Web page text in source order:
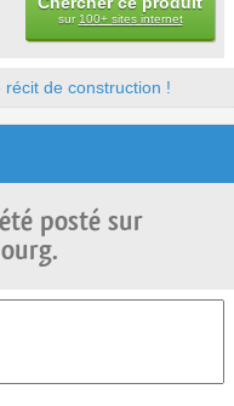
sur 100+ sites internet
de construction !
posté sur